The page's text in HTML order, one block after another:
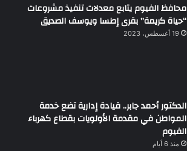
محافظ الفيوم يتابع معدلات تنفيذ مشروعات
“حياة كريمة” بقرى إطسا ويوسف الصديق
19 أغسطس، 2023
الدكتور أحمد جابر.. قيادة إدارية تضع خدمة
المواطن في مقدمة الأولويات بقطاع كهرباء
الفيوم
منذ 6 أيام